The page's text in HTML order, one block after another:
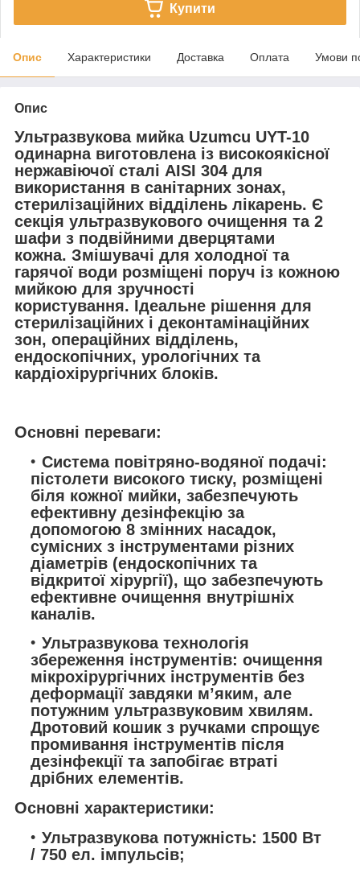
Купити
Опис Характеристики Доставка Оплата Умови
Опис
Ультразвукова мийка Uzumcu UYT-10
одинарнавиготовлена із високоякісної
нержавіючої сталі AISI 304 для
використання в санітарних зонах,
стерилізаційних відділень лікарень. Є
секція ультразвукового очищення та 2
шафи з подвійними дверцятами
кожна. Змішувачі для холодної та
гарячої води розміщені поруч із кожною
мийкою для зручності
користування. Ідеальне рішення для
стерилізаційних і деконтамінаційних
зон, операційних відділень,
ендоскопічних, урологічних та
кардіохірургічних блоків.
Основні переваги:
Система повітряно-водяної подачі:
пістолети високого тиску, розміщені
біля кожної мийки, забезпечують
ефективну дезінфекцію за
допомогою 8 змінних насадок,
сумісних з інструментами різних
діаметрів (ендоскопічних та
відкритої хірургії), що забезпечують
ефективне очищення внутрішніх
каналів.
Ультразвукова технологія
збереження інструментів: очищення
мікрохірургічних інструментів без
деформації завдяки м’яким, але
потужним ультразвуковим хвилям.
Дротовий кошик з ручками спрощує
промивання інструментів після
дезінфекції та запобігає втраті
дрібних елементів.
Основні характеристики:
Ультразвукова потужність: 1500 Вт
/ 750 ел. імпульсів;